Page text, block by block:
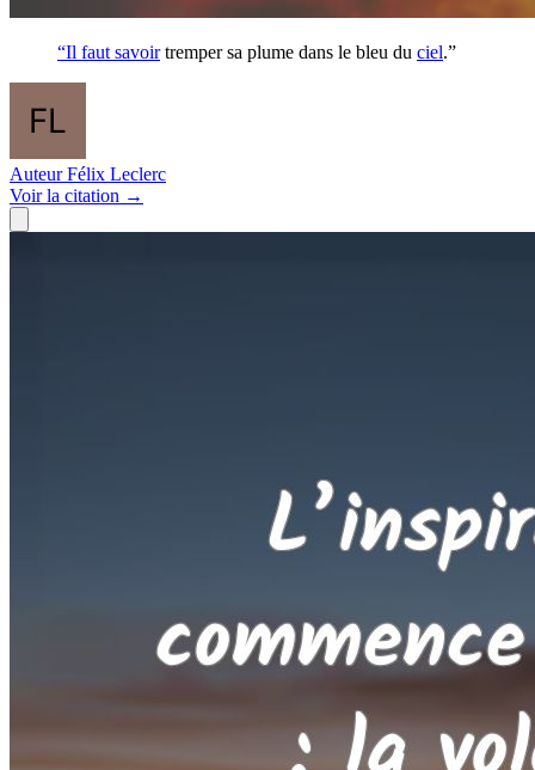
“Il faut savoirtremper sa plume dans le bleu du ciel.”
Auteur Félix Leclerc
Voirla citation →